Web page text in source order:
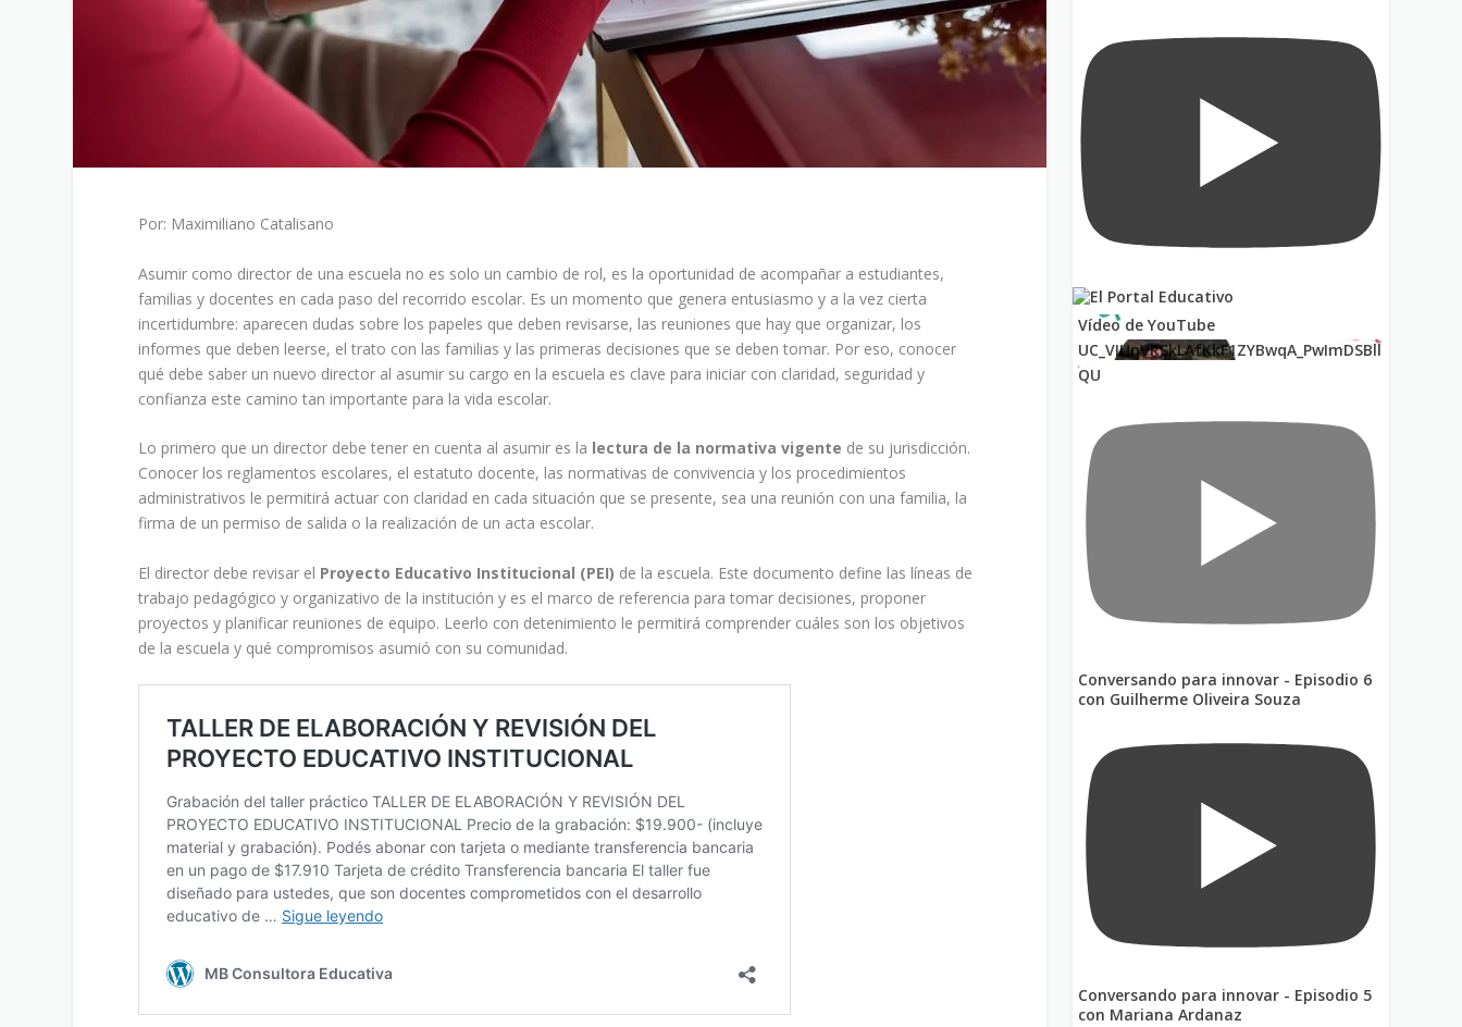
Por: Maximiliano Catalisano
Asumir como director de una escuela no es solo un cambio de rol, es la oportunidad de acompañar a estudiantes,
familias y docentes en cada paso del recorrido escolar. Es un momento que genera entusiasmo y a la vez cierta
incertidumbre: aparecen dudas sobre los papeles que deben revisarse, las reuniones que hay que organizar, los
informes que deben leerse, el trato con las familias y las primeras decisiones que se deben tomar. Por eso, conocer
qué debe saber un nuevo director al asumir su cargo en la escuela es clave para iniciar con claridad, seguridad y
confianza este camino tan importante para la vida escolar.
Lo primero que un director debe tener en cuenta al asumir es la lectura de la normativa vigente de su jurisdicción.
Conocer los reglamentos escolares, el estatuto docente, las normativas de convivencia y los procedimientos
administrativos le permitirá actuar con claridad en cada situación que se presente, sea una reunión con una familia, la
firma de un permiso de salida o la realización de un acta escolar.
El director debe revisar el Proyecto Educativo Institucional (PEI) de la escuela. Este documento define las líneas de
trabajo pedagógico y organizativo de la institución y es el marco de referencia para tomar decisiones, proponer
proyectos y planificar reuniones de equipo. Leerlo con detenimiento le permitirá comprender cuáles son los objetivos
de la escuela y qué compromisos asumió con su comunidad.
Vídeo de YouTube
UC_VIUnVRSkLAfKkF1ZYBwqA_PwImDSBll
QU
Conversando para innovar - Episodio 6
con Guilherme Oliveira Souza
Conversando para innovar - Episodio 5
con Mariana Ardanaz